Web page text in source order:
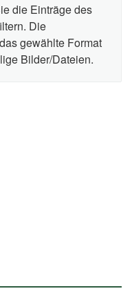
die Einträge des
Die
gewählte Format
Bilder/Dateien.